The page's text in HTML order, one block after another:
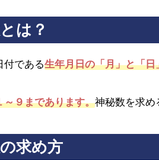
は？
付である生年月日の「月」と「日
～９まであります。神秘数を求め
求め方